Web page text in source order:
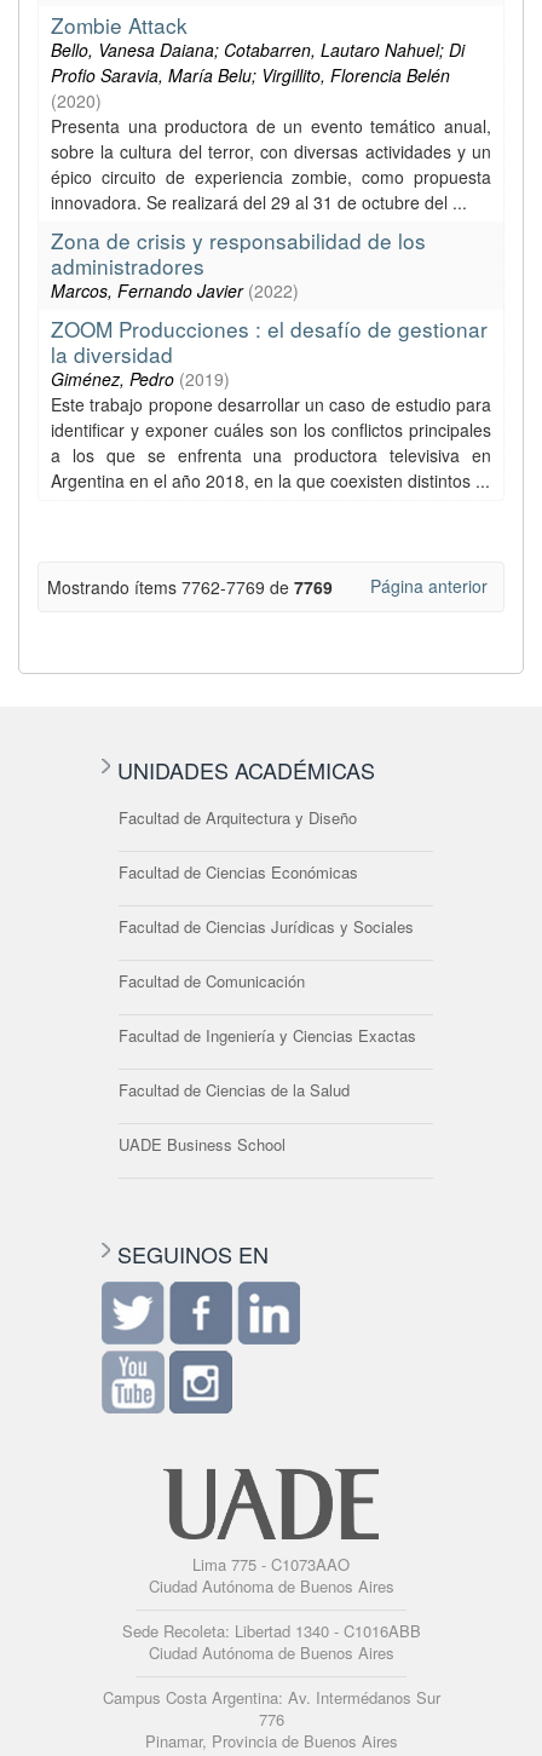
Zombie Attack
Bello, Vanesa Daiana; Cotabarren, Lautaro Nahuel; Di
Profio Saravia, María Belu; Virgillito, Florencia Belén
(2020)
Presenta una productora de un evento temático anual,
sobre la cultura del terror, con diversas actividades y un
épico circuito de experiencia zombie, como propuesta
innovadora. Se realizará del 29 al 31 de octubre del ...
Zona de crisis y responsabilidad de los
administradores
Marcos, Fernando Javier (2022)
ZOOM Producciones : el desafío de gestionar
la diversidad
Giménez, Pedro (2019)
Este trabajo propone desarrollar un caso de estudio para
identificar y exponer cuáles son los conflictos principales
a los que se enfrenta una productora televisiva en
Argentina en el año 2018, en la que coexisten distintos ...
Mostrando ítems 7762-7769 de 7769 Página anterior
UNIDADES ACADÉMICAS
Facultad de Arquitectura y Diseño
Facultad de Ciencias Económicas
Facultad de Ciencias Jurídicas y Sociales
Facultad de Comunicación
Facultad de Ingeniería y Ciencias Exactas
Facultad de Ciencias de la Salud
UADE Business School
SEGUINOS EN
Lima 775 - C1073AAO
Ciudad Autónoma de Buenos Aires
Sede Recoleta: Libertad 1340 - C1016ABB
Ciudad Autónoma de Buenos Aires
Campus Costa Argentina: Av. Intermédanos Sur
776
Pinamar, Provincia de Buenos Aires